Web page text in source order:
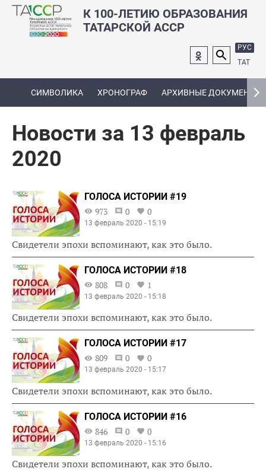
К 100-ЛЕТИЮ ОБРАЗОВАНИЯ
ТАТАРСКОЙ АССР
РУС
ТАТ
СИМВОЛИКА ХРОНОГРАФ АРХИВНЫЕ ДОКУМЕНТЫ
Новости за 13 февраль
2020
ГОЛОСА ИСТОРИИ #19
973
0 0
13 февраль 2020 - 15:19
Свидетели эпохи вспоминают, как это было.
ГОЛОСА ИСТОРИИ #18
808
0 1
13 февраль 2020 - 15:18
Свидетели эпохи вспоминают, как это было.
ГОЛОСА ИСТОРИИ #17
809
0 0
13 февраль 2020 - 15:17
Свидетели эпохи вспоминают, как это было.
ГОЛОСА ИСТОРИИ #16
846
0 0
13 февраль 2020 - 15:16
Свидетели эпохи вспоминают, как это было.